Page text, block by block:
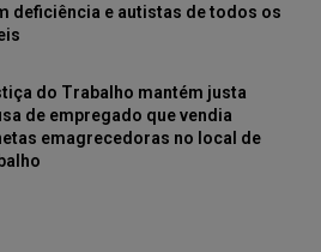
deficiência e autistas de todos os
do Trabalho mantém justa
de empregado que vendia
emagrecedoras no local de